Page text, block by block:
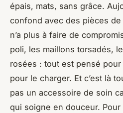
épais, mats, sans grâce.
confond avec des pièces de
n’a plus à faire de
poli, les maillons torsadés,
rosées : tout est pensé
pour le charger. Et c’est là
pas un accessoire de soin
qui soigne en douceur.